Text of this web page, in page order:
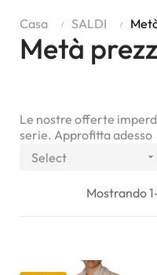
Metà
Casa SALDI
Le nostre offerte
serie. Approfitta adesso
Select

Mostrando